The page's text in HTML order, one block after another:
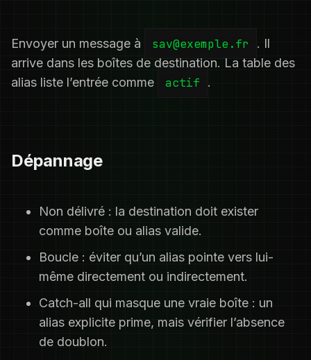
Envoyer un message à sav@exemple.fr
. Il
arrive dans les boîtes de destination. La table des
alias liste l’entrée comme
actif .
Dépannage
Non délivré : la destination doit exister
comme boîte ou alias valide.
Boucle : éviter qu’un alias pointe vers lui-
même directement ou indirectement.
Catch-all qui masque une vraie boîte : un
alias explicite prime, mais vérifier l’absence
de doublon.